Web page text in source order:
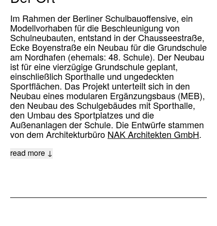
Im Rahmen der Berliner Schulbauoffensive, ein
Modellvorhaben für die Beschleunigung von
Schulneubauten, entstand in der Chausseestraße,
Ecke Boyenstraße ein Neubau für die Grundschule
am Nordhafen (ehemals: 48. Schule). Der Neubau
ist für eine vierzügige Grundschule geplant,
einschließlich Sporthalle und ungedeckten
Sportflächen. Das Projekt unterteilt sich in den
Neubau eines modularen Ergänzungsbaus (MEB),
den Neubau des Schulgebäudes mit Sporthalle,
den Umbau des Sportplatzes und die
Außenanlagen der Schule. Die Entwürfe stammen
von dem Architekturbüro NAK Architekten GmbH .
read more ↓